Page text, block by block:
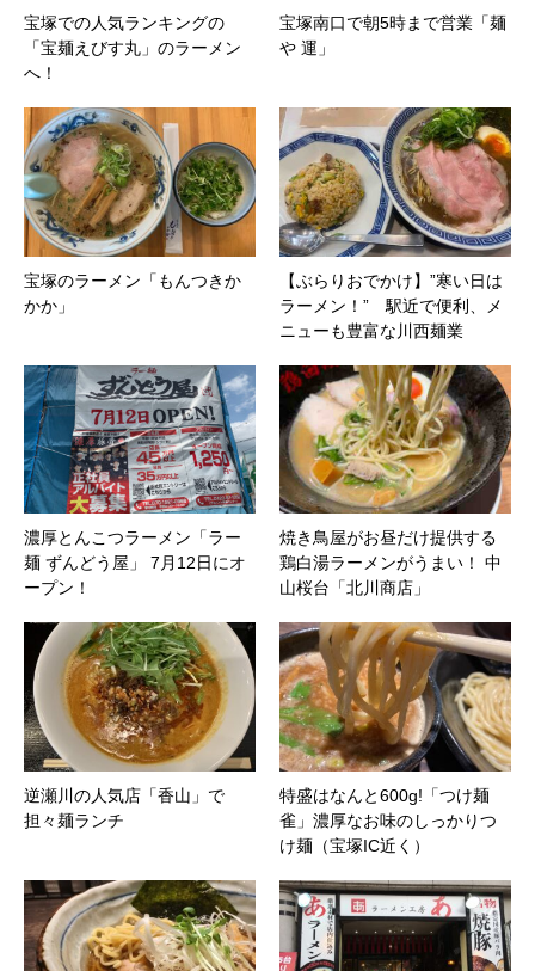
宝塚での人気ランキングの
「宝麺えびす丸」のラーメン
へ！
宝塚南口で朝5時まで営業「麺
や 運」
宝塚のラーメン「もんつきか
かか」
【ぶらりおでかけ】”寒い日は
ラーメン！” 駅近で便利、メ
ニューも豊富な川西麺業
濃厚とんこつラーメン「ラー
麺 ずんどう屋」 7月12日にオ
ープン！
焼き鳥屋がお昼だけ提供する
鶏白湯ラーメンがうまい！ 中
山桜台「北川商店」
逆瀬川の人気店「香山」で
担々麺ランチ
特盛はなんと600g!「つけ麺
雀」濃厚なお味のしっかりつ
け麺（宝塚IC近く）